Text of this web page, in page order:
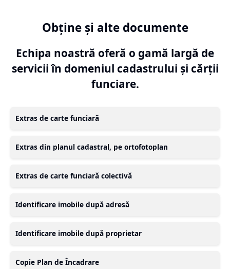
Obține și alte documente
Echipa noastră oferă o gamă largă de
servicii în domeniul cadastrului și cărții
funciare.
Extras de carte funciară
Extras din planul cadastral, pe ortofotoplan
Extras de carte funciară colectivă
Identificare imobile după adresă
Identificare imobile după proprietar
Copie Plan de Încadrare